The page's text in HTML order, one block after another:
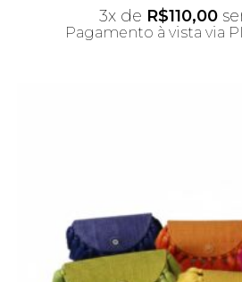
3x de R$110,00
Pagamento à vista via